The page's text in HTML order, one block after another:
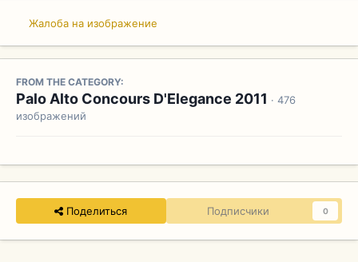
Жалоба на изображение
FROM THE CATEGORY:
Palo Alto Concours D'Elegance 2011 · 476
изображений
Поделиться Подписчики 0